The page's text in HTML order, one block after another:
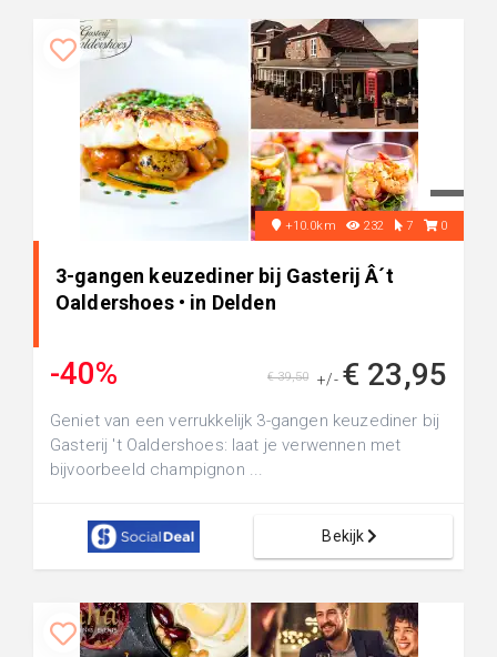
+10.0km 232 7 0
3-gangen keuzediner bij Gasterij Â´t
Oaldershoes • in Delden
-40% +/- € 23,95
€ 39,50
Geniet van een verrukkelijk 3-gangen keuzediner bij
Gasterij 't Oaldershoes: laat je verwennen met
bijvoorbeeld champignon ...
Bekijk